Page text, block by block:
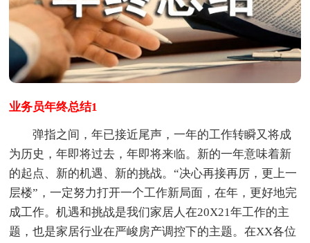
业务员年终总结1
弹指之间，年已接近尾声，一年的工作转瞬又将成
为历史，年即将过去，年即将来临。新的一年意味着新
的起点、新的机遇、新的挑战。“决心再接再厉，更上一
层楼”，一定努力打开一个工作新局面，在年，更好地完
成工作。机遇和挑战是我们家居人在20X21年工作的主
题，也是家居行业在严峻房产调控下的主题。在XX各位